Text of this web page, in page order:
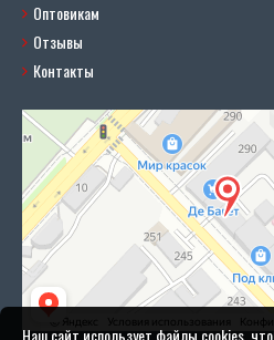
Оптовикам
Отзывы
Контакты
Наш сайт использует файлы cookies,